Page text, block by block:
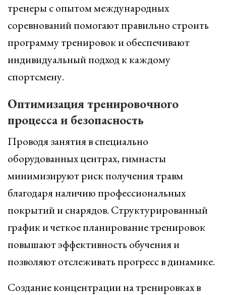
тренеры с опытом международных
соревнований помогают правильно строить
программу тренировок и обеспечивают
индивидуальный подход к каждому
спортсмену.
Оптимизация тренировочного
процесса и безопасность
Проводя занятия в специально
оборудованных центрах, гимнасты
минимизируют риск получения травм
благодаря наличию профессиональных
покрытий и снарядов. Структурированный
график и четкое планирование тренировок
повышают эффективность обучения и
позволяют отслеживать прогресс в динамике.
Создание концентрации на тренировках в